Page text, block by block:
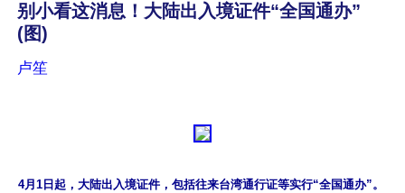
别小看这消息！大陆出入境证件“全国通办”
(图)
卢笙
4月1日起，大陆出入境证件，包括往来台湾通行证等实行“全国通办”。